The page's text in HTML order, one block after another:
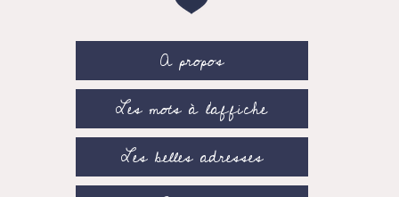
A propos
Les mots à l’affiche
Les belles adresses